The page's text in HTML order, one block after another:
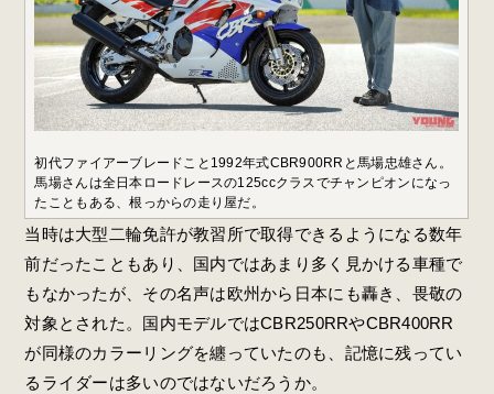
初代ファイアーブレードこと1992年式CBR900RRと馬場忠雄さん。
馬場さんは全日本ロードレースの125ccクラスでチャンピオンになっ
たこともある、根っからの走り屋だ。
当時は大型二輪免許が教習所で取得できるようになる数年
前だったこともあり、国内ではあまり多く見かける車種で
もなかったが、その名声は欧州から日本にも轟き、畏敬の
対象とされた。国内モデルではCBR250RRやCBR400RR
が同様のカラーリングを纏っていたのも、記憶に残ってい
るライダーは多いのではないだろうか。